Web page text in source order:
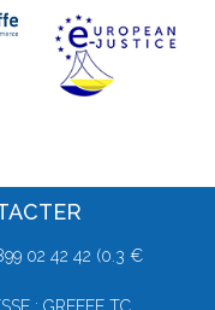
02 42 42 (0.3 €